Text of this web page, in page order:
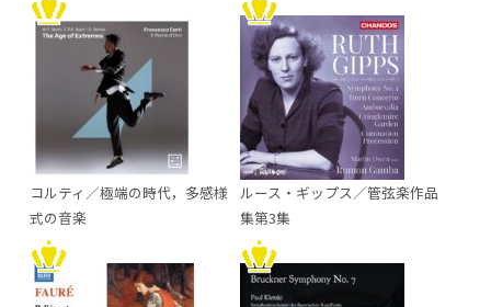
コルティ／極端の時代，多感様
式の音楽
ルース・ギップス／管弦楽作品
集第3集